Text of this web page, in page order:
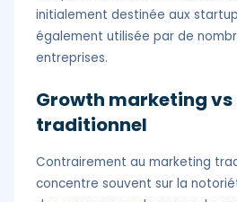
initialement destinée aux
également utilisée par de
entreprises.
Growth marketing
traditionnel
Contrairement au marketing
concentre souvent sur la